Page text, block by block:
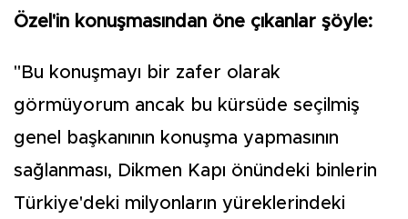
Özel'in konuşmasından öne çıkanlar şöyle:
"Bu konuşmayı bir zafer olarak
görmüyorum ancak bu kürsüde seçilmiş
genel başkanının konuşma yapmasının
sağlanması, Dikmen Kapı önündeki binlerin
Türkiye'deki milyonların yüreklerindeki